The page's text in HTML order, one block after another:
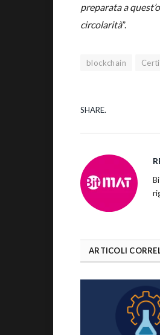
preparata a
circolarità”.
blockchain
SHARE.
ARTICOLI